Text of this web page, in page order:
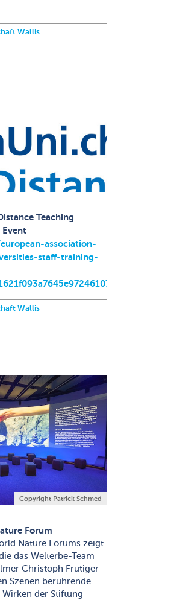
Wallis
Teaching
Event
association-
staff-training-
Wallis
Copyright Patrick Schmed
Forum
Nature Forums zeigt
das Welterbe-Team
Christoph Frutiger
Szenen berührende
der Stiftung